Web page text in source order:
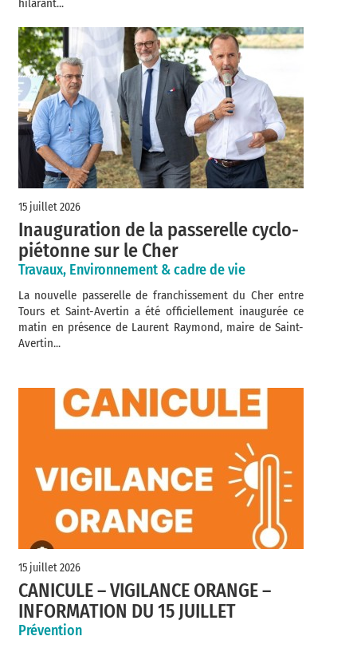
hilarant...
15 juillet 2026
Inauguration de la passerelle cyclo-
piétonne sur le Cher
Travaux, Environnement & cadre de vie
La nouvelle passerelle de franchissement du Cher entre
Tours et Saint-Avertin a été officiellement inaugurée ce
matin en présence de Laurent Raymond, maire de Saint-
Avertin...
15 juillet 2026
CANICULE – VIGILANCE ORANGE –
INFORMATION DU 15 JUILLET
Prévention